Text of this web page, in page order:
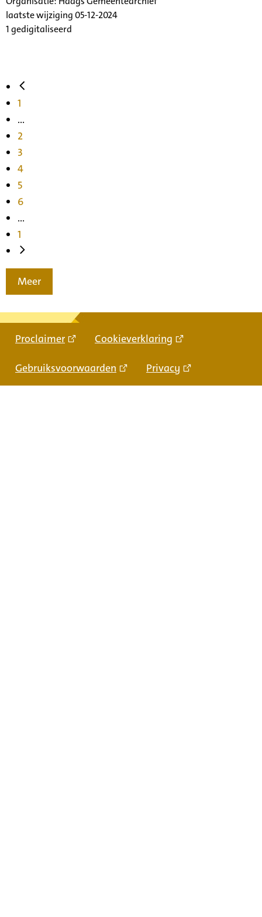
laatste wijziging 05-12-2024
1 gedigitaliseerd
1
...
2
3
4
5
6
...
1
Meer
Proclaimer Cookieverklaring
Gebruiksvoorwaarden Privacy